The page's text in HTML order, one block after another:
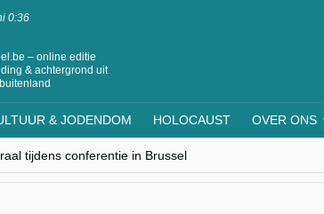
0:36
– online editie
& achtergrond uit
& JODENDOM HOLOCAUST OVER ONS
tijdens conferentie in Brussel
begrijpt”, Jinnih Beels (Vooruit)
Europa